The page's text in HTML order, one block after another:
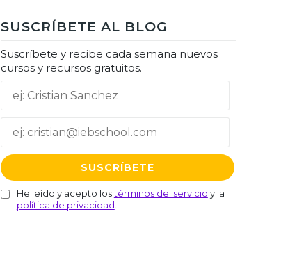
SUSCRÍBETE AL BLOG
Suscríbete y recibe cada semana nuevos
cursos y recursos gratuitos.
He leído y acepto lostérminos del servicio y la
política de privacidad